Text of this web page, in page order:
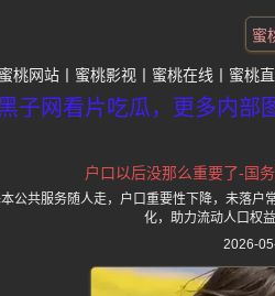
蜜
蜜桃网站 蜜桃影视 蜜桃在线 蜜桃
子网看片吃瓜，更多内部
户口以后没那么重要了-国
公共服务随人走，户口重要性下降，未落
化，助力流动人口权
2026-